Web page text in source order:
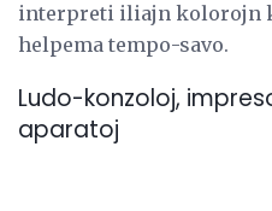
interpreti iliajn kolorojn
helpema tempo-savo.
Ludo-konzoloj,
aparatoj